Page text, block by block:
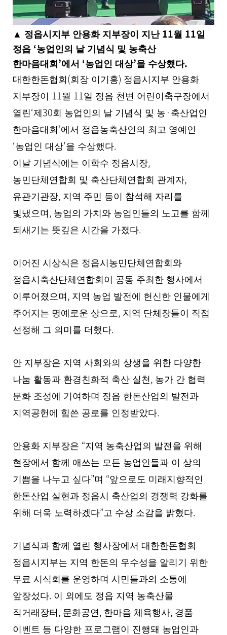
내
용
제
합
니
다
▲ 정읍시지부 안용화 지부장이 지난 11월 11일
정읍 ‘농업인의 날 기념식 및 농축산
한마음대회 ’에서 ‘농업인 대상’을 수상했다.
대한한돈협회 (회장 이기홍) 정읍시지부 안용화
지부장이 11월 11일 정읍 천변 어린이축구장에서
열린 ‘제30회 농업인의 날 기념식 및 농 · 축산업인
한마음대회 ’에서 정읍농축산인의 최고 영예인
‘농업인 대상’을 수상했다.
이날 기념식에는 이학수 정읍시장,
농민단체연합회 및 축산단체연합회 관계자,
유관기관장, 지역 주민 등이 참석해 자리를
빛냈으며 , 농업의 가치와 농업인들의 노고를 함께
되새기는 뜻깊은 시간을 가졌다.
이어진 시상식은 정읍시농민단체연합회와
정읍시축산단체연합회이 공동 주최한 행사에서
이루어졌으며 , 지역 농업 발전에 헌신한 인물에게
주어지는 명예로운 상으로 , 지역 단체장들이 직접
선정해 그 의미를 더했다.
안 지부장은 지역 사회와의 상생을 위한 다양한
나눔 활동과 환경친화적 축산 실천 , 농가 간 협력
문화 조성에 기여하며 정읍 한돈산업의 발전과
지역공헌에 힘쓴 공로를 인정받았다.
안용화 지부장은 “지역 농축산업의 발전을 위해
현장에서 함께 애쓰는 모든 농업인들과 이 상의
기쁨을 나누고 싶다”며 “앞으로도 미래지향적인
한돈산업 실현과 정읍시 축산업의 경쟁력 강화를
위해 더욱 노력하겠다”고 수상 소감을 밝혔다.
기념식과 함께 열린 행사장에서 대한한돈협회
정읍시지부는 지역 한돈의 우수성을 알리기 위한
무료 시식회를 운영하며 시민들과의 소통에
앞장섰다. 이 외에도 정읍 지역 농축산물
직거래장터 , 문화공연 , 한마음 체육행사, 경품
이벤트 등 다양한 프로그램이 진행돼 농업인과